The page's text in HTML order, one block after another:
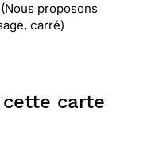
proposons
carré)
carte